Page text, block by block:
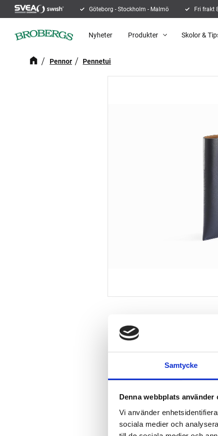
Samtycke
Denna webbplats använder
Vi använder
sociala medier och
Göteborg - Stockholm - Malmö Fri frakt
Nyheter Produkter Skolor &
Pennor Pennetui